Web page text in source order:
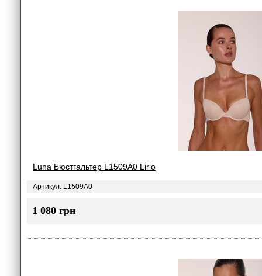
Luna Бюстгальтер L1509A0 Lirio
Артикул: L1509A0
1 080 грн